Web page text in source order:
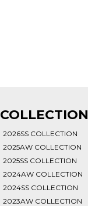
COLLECTION
2026SS COLLECTION
2025AW COLLECTION
2025SS COLLECTION
2024AW COLLECTION
2024SS COLLECTION
2023AW COLLECTION